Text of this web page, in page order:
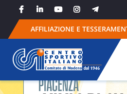
content
AFFILIAZIONE E